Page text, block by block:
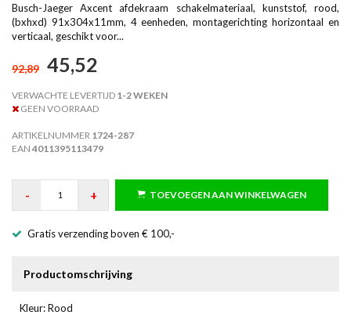
Busch-Jaeger Axcent afdekraam schakelmateriaal, kunststof, rood,
(bxhxd) 91x304x11mm, 4 eenheden, montagerichting horizontaal en
verticaal, geschikt voor...
92,89 45,52
VERWACHTE LEVERTIJD 1-2 WEKEN
GEEN VOORRAAD
ARTIKELNUMMER 1724-287
EAN 4011395113479
- + TOEVOEGEN AAN WINKELWAGEN
Gratis verzending boven € 100,-
Productomschrijving
Kleur: Rood